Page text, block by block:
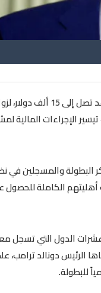
أقرت الإدارة الأمريكية تعليق العمل بشرط
الإجراءات المالية
البطولة والمسجلين في
الكاملة للحصول
الدول التي تسجل
الرئيس دونالد ترامب،
للبطولة.